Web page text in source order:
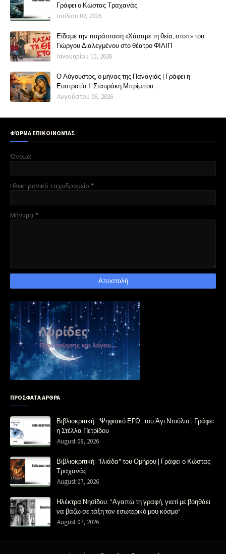
Γράφει ο Κώστας Τραχανάς
Ιουλίου 02, 2026
Είδαμε την παράσταση «Χάσαμε τη θεία, στοπ» του
Γιώργου Διαλεγμένου στο θέατρο ΦΙΛΙΠ
Ιανουαρίου 10, 2026
Ο Αύγουστος, ο μήνας της Παναγιάς | Γράφει η
Ευστρατία Ι. Σταυράκη Μπρίμπου
Αυγούστου 06, 2026
ΦΌΡΜΑ ΕΠΙΚΟΙΝΩΝΊΑΣ
Όνομα
Ηλεκτρονικό ταχυδρομείο *
Μήνυμα *
ΠΡΟΣΦΑΤΑ ΑΡΘΡΑ
Βιβλιοκριτική: "Ψηφιακό ΕΓΩ" του Άγι Ντούλια | Γράφει
η Στέλλα Πετρίδου
August 08, 2026
Βιβλιοκριτική: "Ιλιάδα" του Ομήρου | Γράφει ο Κώστας
Τραχανάς
August 07, 2026
Ηλέκτρα Νησίδου: "Αγαπώ τη γραφή, γιατί με βοηθάει
να βάζω σε τάξη τον εσωτερικό μου κόσμο"
August 07, 2026